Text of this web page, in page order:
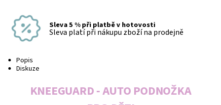
Sleva 5 % při platbě v hotovosti
Sleva platí při nákupu zboží na prodejně
Popis
Diskuze
KNEEGUARD - AUTO PODNOŽKA